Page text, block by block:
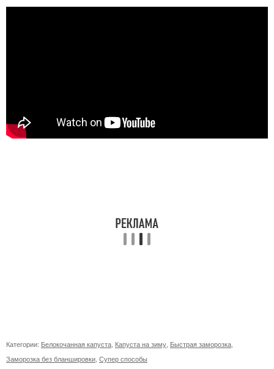
Категории: Белокочанная капуста Капуста на зиму Быстрая заморозка
Заморозка без бланшировки Супер способы